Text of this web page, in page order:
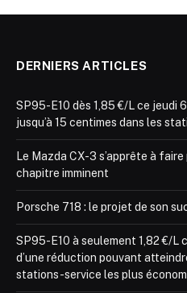
DERNIERS ARTICLES
SP95-E10 dès 1,85 €/L ce jeudi
jusqu’à 15 centimes dans les
Le Mazda CX-3 s’apprête à
chapitre imminent
Porsche 718 : le projet de son
SP95-E10 à seulement 1,82 €/L
d’une réduction pouvant
stations-service les plus